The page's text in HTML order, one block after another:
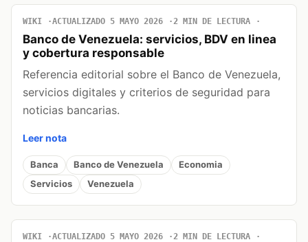
WIKI ACTUALIZADO 5 MAYO 2026 2 MIN DE LECTURA
Banco de Venezuela: servicios, BDV en linea
y cobertura responsable
Referencia editorial sobre el Banco de Venezuela,
servicios digitales y criterios de seguridad para
noticias bancarias.
Leer nota
Banca Banco de Venezuela
Economia
Servicios
Venezuela
WIKI ACTUALIZADO 5 MAYO 2026 2 MIN DE LECTURA